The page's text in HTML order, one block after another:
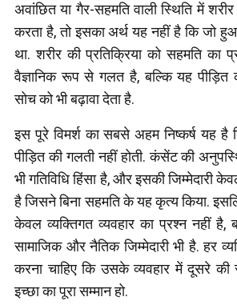
अवांछित या गैर-सहमति वाली स्थिति में
करता है, तो इसका अर्थ यह नहीं है कि जो हुआ
था. शरीर की प्रतिक्रिया को सहमति का
वैज्ञानिक रूप से गलत है, बल्कि यह पीड़ित
सोच को भी बढ़ावा देता है.
इस पूरे विमर्श का सबसे अहम निष्कर्ष यह है
पीड़ित की गलती नहीं होती. कंसेंट की
भी गतिविधि हिंसा है, और इसकी जिम्मेदारी
है जिसने बिना सहमति के यह कृत्य किया.
केवल व्यक्तिगत व्यवहार का प्रश्न नहीं है,
सामाजिक और नैतिक जिम्मेदारी भी है. हर
करना चाहिए कि उसके व्यवहार में दूसरे की
इच्छा का पूरा सम्मान हो.